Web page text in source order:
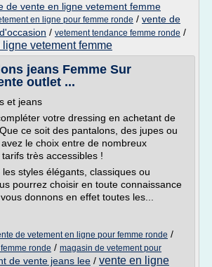
de vente en ligne vetement femme
en ligne pour femme ronde / vente de
/ vetement tendance femme ronde /
vetement femme
jeans Femme Sur
outlet ...
et jeans
votre dressing en achetant de
ce soit des pantalons, des jupes ou
le choix entre de nombreux
très accessibles !
styles élégants, classiques ou
pourrez choisir en toute connaissance
donnons en effet toutes les...
de vetement en ligne pour femme ronde /
ronde / magasin de vetement pour
de vente jeans lee / vente en ligne